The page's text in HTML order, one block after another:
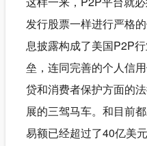
发行股票一样进行严格
息披露构成了美国P2P
垒，连同完善的个人信
贷和消费者保护方面的
展的三驾马车。和目前
易额已经超过了40亿美元